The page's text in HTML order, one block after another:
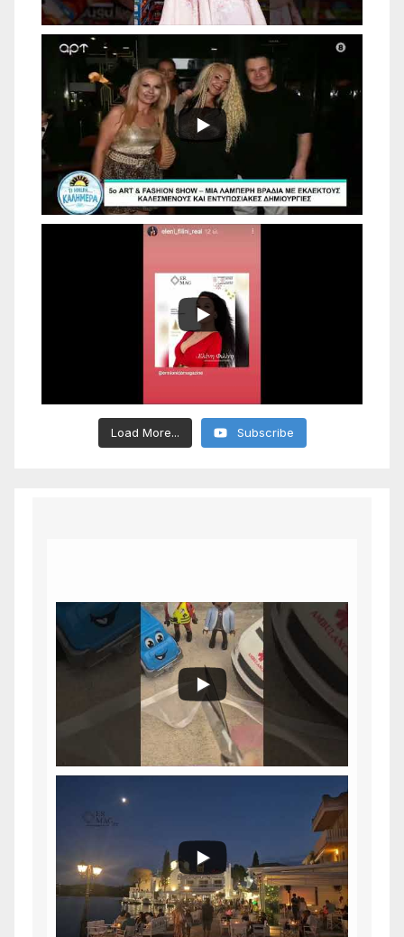
Load More... Subscribe